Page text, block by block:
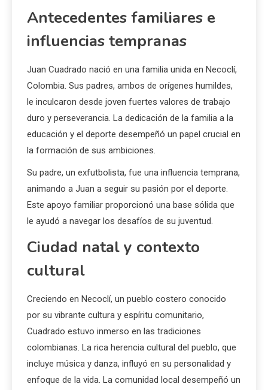
Antecedentes familiares e
influencias tempranas
Juan Cuadrado nació en una familia unida en Necoclí,
Colombia. Sus padres, ambos de orígenes humildes,
le inculcaron desde joven fuertes valores de trabajo
duro y perseverancia. La dedicación de la familia a la
educación y el deporte desempeñó un papel crucial en
la formación de sus ambiciones.
Su padre, un exfutbolista, fue una influencia temprana,
animando a Juan a seguir su pasión por el deporte.
Este apoyo familiar proporcionó una base sólida que
le ayudó a navegar los desafíos de su juventud.
Ciudad natal y contexto
cultural
Creciendo en Necoclí, un pueblo costero conocido
por su vibrante cultura y espíritu comunitario,
Cuadrado estuvo inmerso en las tradiciones
colombianas. La rica herencia cultural del pueblo, que
incluye música y danza, influyó en su personalidad y
enfoque de la vida. La comunidad local desempeñó un